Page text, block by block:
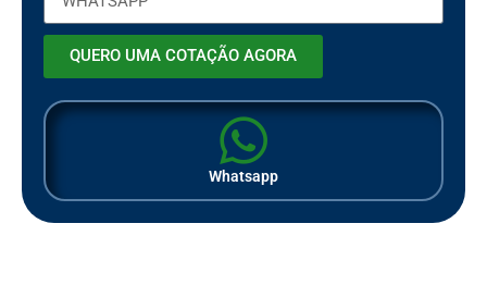
QUERO UMA COTAÇÃO AGORA
Whatsapp